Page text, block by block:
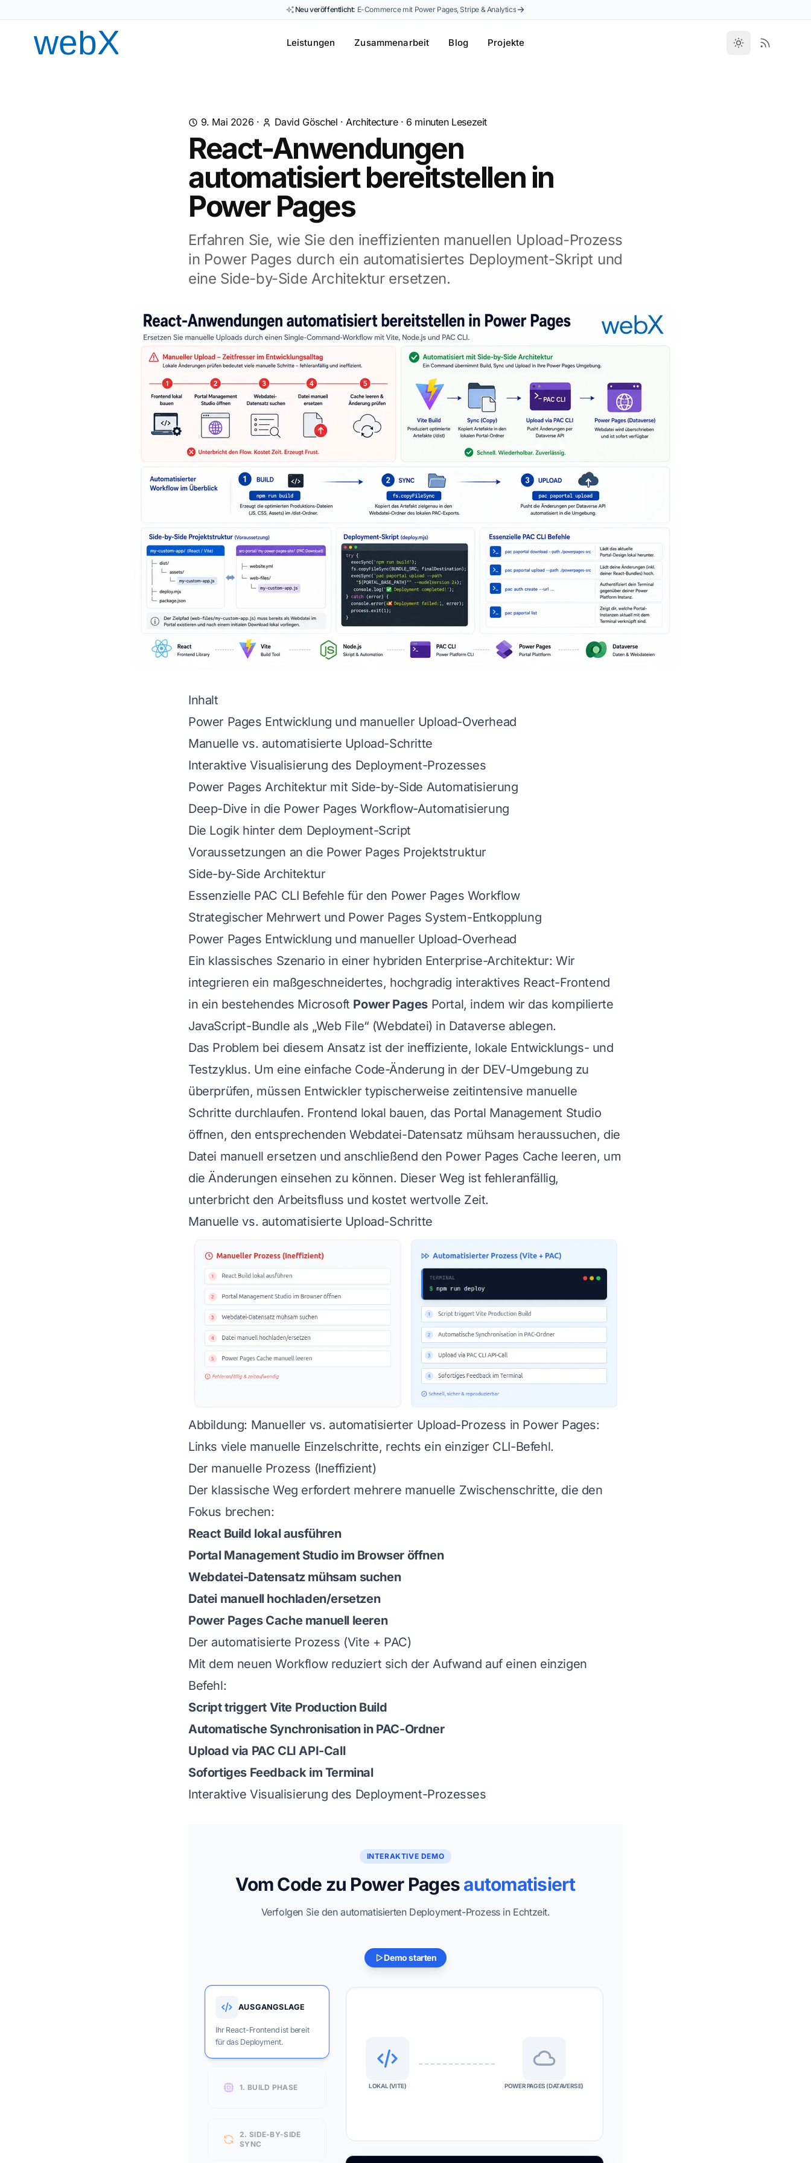
Neu veröffentlicht: E-Commerce mit Power Pages, Stripe & Analytics
Leistungen Zusammenarbeit Blog Projekte
9. Mai 2026 · David Göschel ·Architecture· 6 minuten Lesezeit
React-Anwendungen
automatisiert bereitstellen in
Power Pages
Erfahren Sie, wie Sie den ineffizienten manuellen Upload-Prozess
in Power Pages durch ein automatisiertes Deployment-Skript und
eine Side-by-Side Architektur ersetzen.
Inhalt
Power Pages Entwicklung und manueller Upload-Overhead
Manuelle vs. automatisierte Upload-Schritte
Interaktive Visualisierung des Deployment-Prozesses
Power Pages Architektur mit Side-by-Side Automatisierung
Deep-Dive in die Power Pages Workflow-Automatisierung
Die Logik hinter dem Deployment-Script
Voraussetzungen an die Power Pages Projektstruktur
Side-by-Side Architektur
Essenzielle PAC CLI Befehle für den Power Pages Workflow
Strategischer Mehrwert und Power Pages System-Entkopplung
Power Pages Entwicklung und manueller Upload-Overhead
Ein klassisches Szenario in einer hybriden Enterprise-Architektur: Wir
integrieren ein maßgeschneidertes, hochgradig interaktives React-Frontend
in ein bestehendes Microsoft Power Pages Portal, indem wir das kompilierte
JavaScript-Bundle als „Web File“ (Webdatei) in Dataverse ablegen.
Das Problem bei diesem Ansatz ist der ineffiziente, lokale Entwicklungs- und
Testzyklus. Um eine einfache Code-Änderung in der DEV-Umgebung zu
überprüfen, müssen Entwickler typischerweise zeitintensive manuelle
Schritte durchlaufen. Frontend lokal bauen, das Portal Management Studio
öffnen, den entsprechenden Webdatei-Datensatz mühsam heraussuchen, die
Datei manuell ersetzen und anschließend den Power Pages Cache leeren, um
die Änderungen einsehen zu können. Dieser Weg ist fehleranfällig,
unterbricht den Arbeitsfluss und kostet wertvolle Zeit.
Manuelle vs. automatisierte Upload-Schritte
Abbildung: Manueller vs. automatisierter Upload-Prozess in Power Pages:
Links viele manuelle Einzelschritte, rechts ein einziger CLI-Befehl.
Der manuelle Prozess (Ineffizient)
Der klassische Weg erfordert mehrere manuelle Zwischenschritte, die den
Fokus brechen:
React Build lokal ausführen
Portal Management Studio im Browser öffnen
Webdatei-Datensatz mühsam suchen
Datei manuell hochladen/ersetzen
Power Pages Cache manuell leeren
Der automatisierte Prozess (Vite + PAC)
Mit dem neuen Workflow reduziert sich der Aufwand auf einen einzigen
Befehl:
Script triggert Vite Production Build
Automatische Synchronisation in PAC-Ordner
Upload via PAC CLI API-Call
Sofortiges Feedback im Terminal
Interaktive Visualisierung des Deployment-Prozesses
INTERAKTIVE DEMO
Vom Code zu Power Pagesautomatisiert
Verfolgen Sie den automatisierten Deployment-Prozess in Echtzeit.
Demo starten
AUSGANGSLAGE
Ihr React-Frontend ist bereit
für das Deployment.
1. BUILD PHASE
2. SIDE-BY-SIDE
SYNC
LOKAL (VITE) POWER PAGES (DATAVERSE)